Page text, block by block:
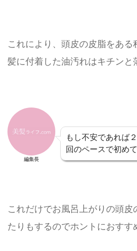
これにより、頭皮の皮脂をある
髪に付着した油汚れはキチンと
編集長
もし不安であれば
回のペースで初め
これだけでお風呂上がりの頭
たりもするのでホントにおすす